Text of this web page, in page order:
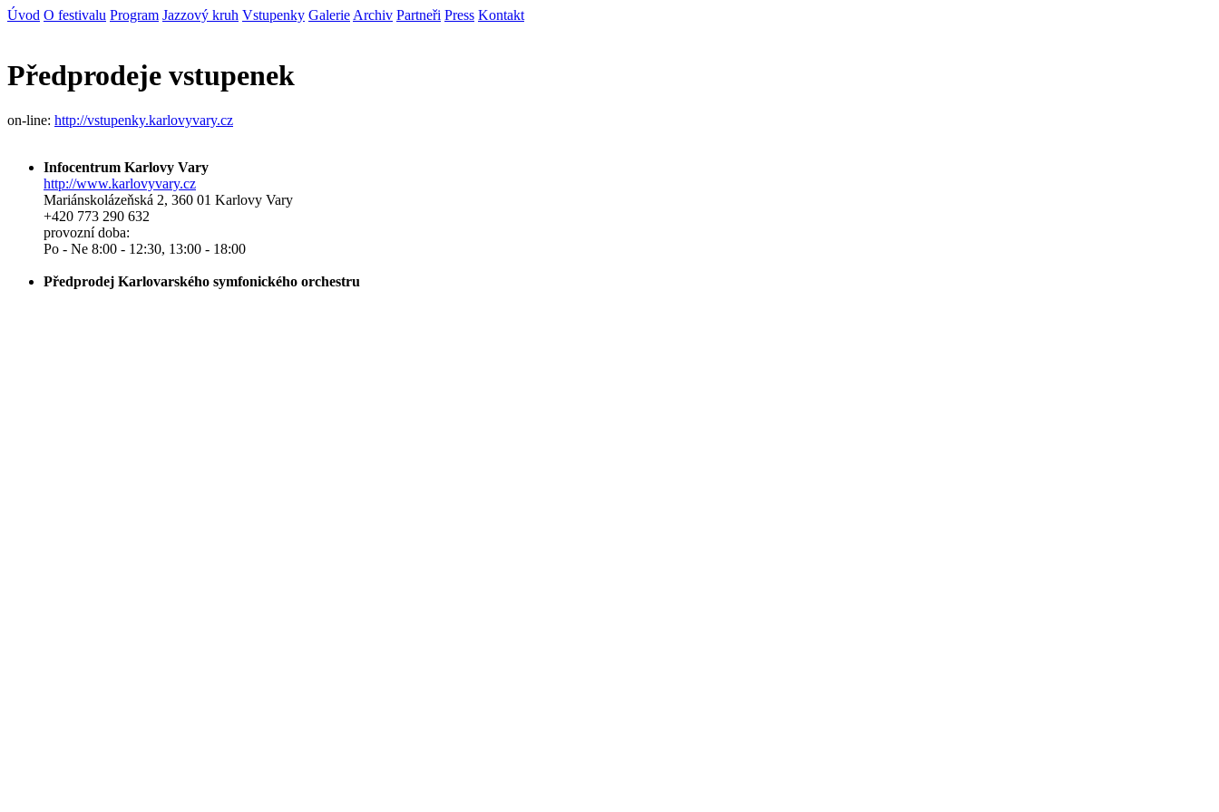
Úvod O festivalu Program Jazzový kruh Vstupenky Galerie Archiv Partneři Press Kontakt
Předprodeje vstupenek
on-line: http://vstupenky.karlovyvary.cz
Infocentrum Karlovy Vary
http://www.karlovyvary.cz
Mariánskolázeňská 2, 360 01 Karlovy Vary
+420 773 290 632
provozní doba:
Po - Ne 8:00 - 12:30, 13:00 - 18:00
Předprodej Karlovarského symfonického orchestru